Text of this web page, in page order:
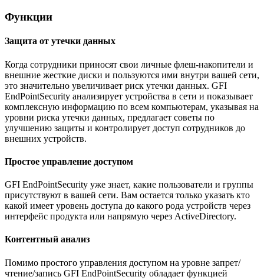
Функции
Защита от утечки данных
Когда сотрудники приносят свои личные флеш-накопители и
внешние жесткие диски и пользуются ими внутри вашей сети,
это значительно увеличивает риск утечки данных. GFI
EndPointSecurity анализирует устройства в сети и показывает
комплексную информацию по всем компьютерам, указывая на
уровни риска утечки данных, предлагает советы по
улучшению защиты и контролирует доступ сотрудников до
внешних устройств.
Простое управление доступом
GFI EndPointSecurity уже знает, какие пользователи и группы
присутствуют в вашей сети. Вам остается только указать кто
какой имеет уровень доступа до какого рода устройств через
интерфейс продукта или напрямую через ActiveDirectory.
Контентный анализ
Помимо простого управления доступом на уровне запрет/
чтение/запись GFI EndPointSecurity обладает функцией